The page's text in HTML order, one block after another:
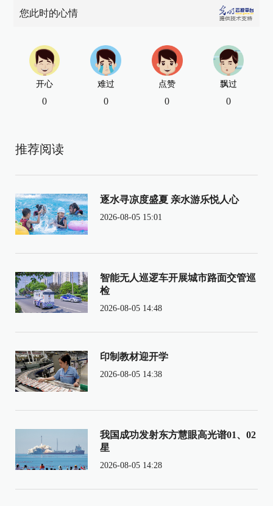
您此时的心情
开心
0
难过
0
点赞
0
飘过
0
推荐阅读
逐水寻凉度盛夏 亲水游乐悦人心
2026-08-05 15:01
智能无人巡逻车开展城市路面交管巡
检
2026-08-05 14:48
印制教材迎开学
2026-08-05 14:38
我国成功发射东方慧眼高光谱01、02
星
2026-08-05 14:28